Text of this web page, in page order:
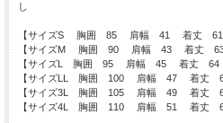
し
【サイズS 胸囲 85 肩幅 41 着丈
【サイズM 胸囲 90 肩幅 43 着丈
【サイズL 胸囲 95 肩幅 45 着丈
【サイズLL 胸囲 100 肩幅 47 着
【サイズ3L 胸囲 105 肩幅 49 着
【サイズ4L 胸囲 110 肩幅 51 着